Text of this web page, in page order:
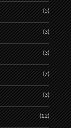
(5)
(3)
(3)
(7)
(3)
(12)